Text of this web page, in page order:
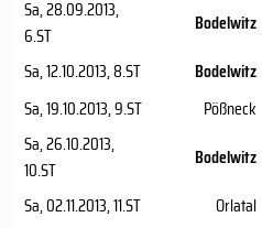
Sa, 28.09.2013,
6.ST
Bodelwitz
Sa, 12.10.2013, 8.ST Bodelwitz
Sa, 19.10.2013, 9.ST Pößneck
Sa, 26.10.2013,
10.ST
Bodelwitz
Sa, 02.11.2013, 11.ST Orlatal